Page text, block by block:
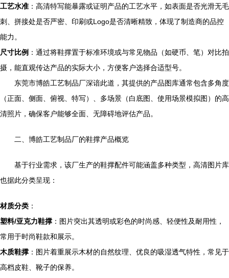
工艺水准 ：高清特写能暴露或证明产品的工艺水平，如表面是否光滑无毛
刺、拼接处是否严密、印刷或Logo是否清晰精致，体现了制造商的品控
能力。
尺寸比例 ：通过将鞋撑置于标准环境或与常见物品（如硬币、笔）对比拍
摄，能直观传达产品的实际大小，方便客户选择合适型号。
东莞市博皓工艺制品厂深谙此道，其提供的产品图库通常包含多角度
（正面、侧面、俯视、特写）、多场景（白底图、使用场景模拟图）的高
清照片，确保客户能够全面、无障碍地评估产品。
二、博皓工艺制品厂的鞋撑产品概览
基于行业需求，该厂生产的鞋撑配件可能涵盖多种类型，高清图片库
也据此分类呈现：
材质分类 ：
塑料/亚克力鞋撑 ：图片突出其透明或彩色的时尚感、轻便性及耐用性，
常用于时尚鞋款和展示。
木质鞋撑 ：图片着重展示木材的自然纹理、优良的吸湿透气特性，常见于
高档皮鞋、靴子的保养。